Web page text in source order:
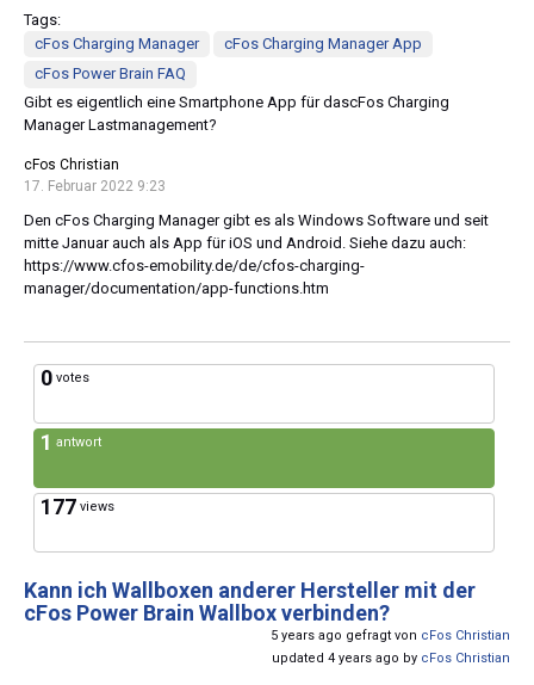
Tags:
cFos Charging Manager
cFos Charging Manager App
cFos Power Brain FAQ
Gibt es eigentlich eine Smartphone App für dascFos Charging
Manager Lastmanagement?
cFos Christian
17. Februar 2022 9:23
Den cFos Charging Manager gibt es als Windows Software und seit
mitte Januar auch als App für iOS und Android. Siehe dazu auch:
https://www.cfos-emobility.de/de/cfos-charging-
manager/documentation/app-functions.htm
0 votes
1 antwort
177 views
Kann ich Wallboxen anderer Hersteller mit der
cFos Power Brain Wallbox verbinden?
5 years ago gefragt von cFos Christian
updated 4 years ago by cFos Christian